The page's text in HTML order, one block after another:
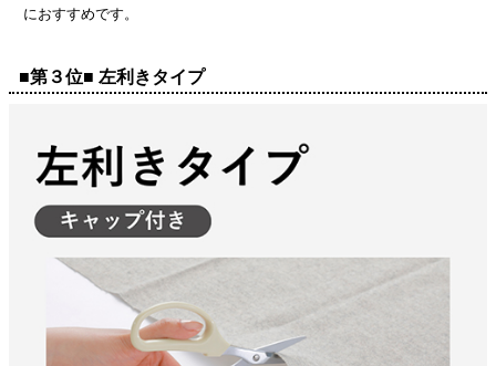
におすすめです。
■第３位■ 左利きタイプ